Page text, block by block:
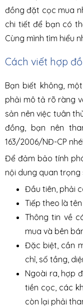
đồng đặt cọc mua
chi tiết để bạn có
Cùng mình tìm hiểu
Cách viết hợp
Bạn biết không,
phải mô tả rõ ràng
sản nên việc tuân
đồng, bạn nên
163/2006/NĐ-CP nhé!
Để đảm bảo tính
nội dung quan trọng
Đầu tiên, phải
Tiếp theo là
Thông tin về
mua và bên
Đặc biệt, cần
chỉ, số tầng,
Ngoài ra, hợp
tiền cọc, các
còn lại phải